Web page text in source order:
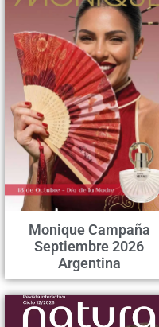
Monique Campaña
Septiembre 2026
Argentina